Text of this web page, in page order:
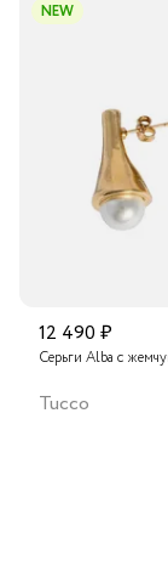
регулировать
Подробнее о
NEW
12 490 ₽
Серьги Alba с
Tucco